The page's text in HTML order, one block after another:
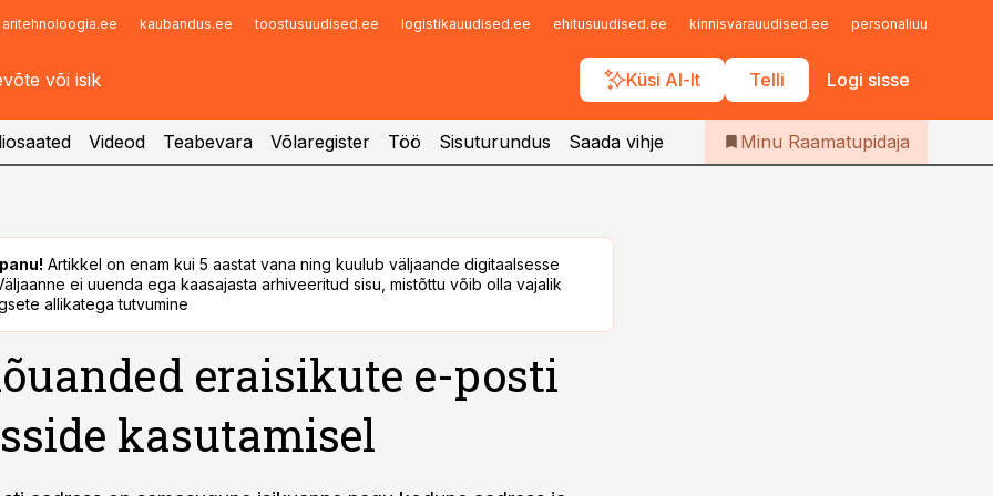
aritehnoloogia.ee kaubandus.ee toostusuudised.ee logistikauudised.ee ehitusuudised.ee kinnisvarauudised.ee personaliuudised.ee
Küsi AI-lt Telli Logi sisse
Infopank
Iseteenindus
Telli Raamatupidaja
Videod Teabevara Võlaregister Töö Sisuturundus Saada vihje Minu Raamatupidaja
Artikkel on enam kui 5 aastat vana ning kuulub väljaande digitaalsesse
ei uuenda ega kaasajasta arhiveeritud sisu, mistõttu võib olla vajalik
allikatega tutvumine
eraisikute e-posti
kasutamisel